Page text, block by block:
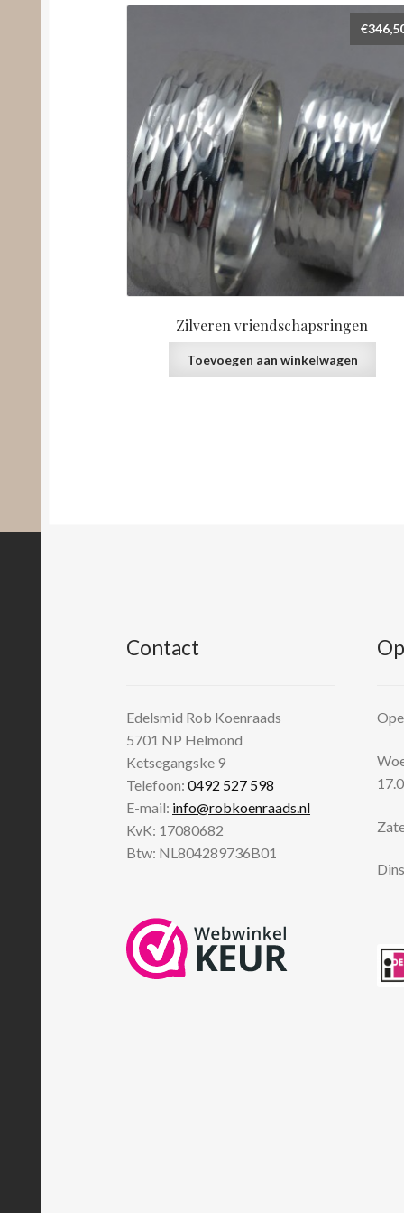
Zilveren vriendschapsringen
€
Toevoegen aan winkelwagen
Contact
Edelsmid Rob Koenraads
5701 NP Helmond
Ketsegangske 9
Telefoon:0492 527 598
E-mail: info@robkoenraads.nl
KvK: 17080682
Btw: NL804289736B01